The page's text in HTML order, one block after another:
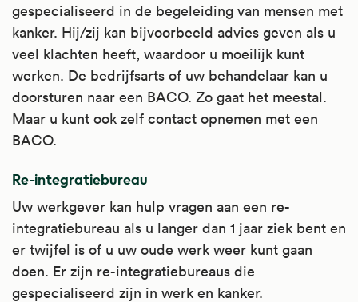
gespecialiseerd in de begeleiding van mensen met
kanker. Hij/zij kan bijvoorbeeld advies geven als u
veel klachten heeft, waardoor u moeilijk kunt
werken. De bedrijfsarts of uw behandelaar kan u
doorsturen naar een BACO. Zo gaat het meestal.
Maar u kunt ook zelf contact opnemen met een
BACO.
Re-integratiebureau
Uw werkgever kan hulp vragen aan een re-
integratiebureau als u langer dan 1 jaar ziek bent en
er twijfel is of u uw oude werk weer kunt gaan
doen. Er zijn re-integratiebureaus die
gespecialiseerd zijn in werk en kanker.